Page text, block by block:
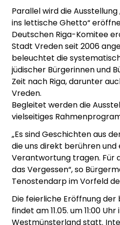
Parallel wird die
ins lettische Ghetto“
Deutschen Riga-Komitee
Stadt Vreden seit 2006
beleuchtet die
jüdischer Bürgerinnen und
Zeit nach Riga, darunter
Vreden.
Begleitet werden die
vielseitiges
„Es sind Geschichten aus
die uns direkt berühren und
Verantwortung tragen. Für
das Vergessen“, so
Tenostendarp im Vorfeld
Die feierliche Eröffnung der
findet am 11.05. um 11:00
Westmünsterland statt.